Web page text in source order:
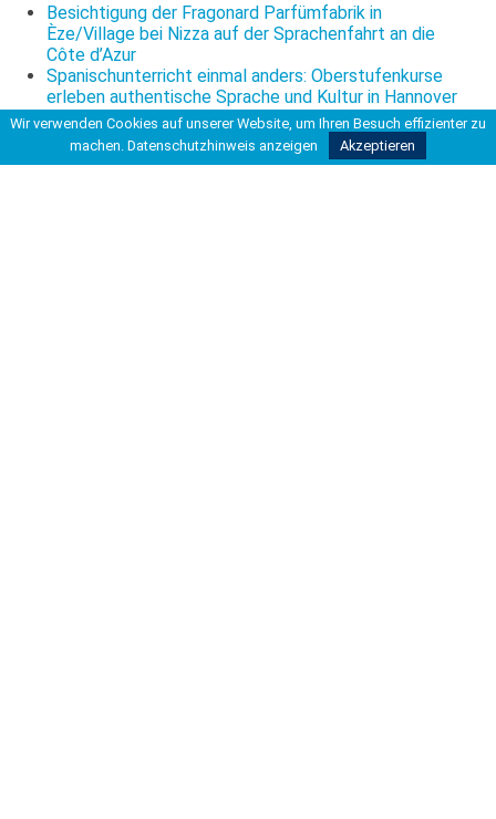
Besichtigung der Fragonard Parfümfabrik in
Èze/Village bei Nizza auf der Sprachenfahrt an die
Côte d’Azur
Spanischunterricht einmal anders: Oberstufenkurse
erleben authentische Sprache und Kultur in Hannover
Bericht der Klassen 6R1-3 und 6H1über die
Wattwanderung bei Neuharlingersiel
Wir verwenden Cookies auf unserer Website, um Ihren Besuch effizienter zu
machen. Datenschutzhinweis anzeigen Akzeptieren